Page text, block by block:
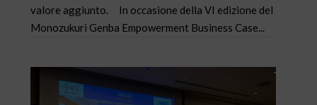
valore aggiunto. In occasione della VI edizione del
Monozukuri Genba Empowerment Business Case...